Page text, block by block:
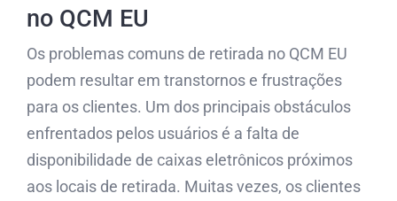
no QCM EU
Os problemas comuns de retirada no QCM EU
podem resultar em transtornos e frustrações
para os clientes. Um dos principais obstáculos
enfrentados pelos usuários é a falta de
disponibilidade de caixas eletrônicos próximos
aos locais de retirada. Muitas vezes, os clientes